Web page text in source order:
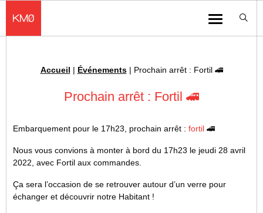
Menu
Fil d'Ariane :Accueil | Événements | Prochain arrêt : Fortil 🚄
Prochain arrêt : Fortil 🚄
Embarquement pour le 17h23, prochain arrêt : fortil 🚄
Nous vous convions à monter à bord du 17h23 le jeudi 28 avril
2022, avec Fortil aux commandes.
Ça sera l’occasion de se retrouver autour d’un verre pour
échanger et découvrir notre Habitant !